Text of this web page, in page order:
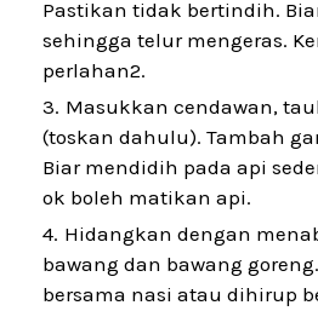
Pastikan tidak bertindih.
sehingga telur mengeras.
perlahan2.
Masukkan cendawan,
(toskan dahulu). Tambah
Biar mendidih pada api
ok boleh matikan api.
Hidangkan dengan
bawang dan bawang
bersama nasi atau dihirup